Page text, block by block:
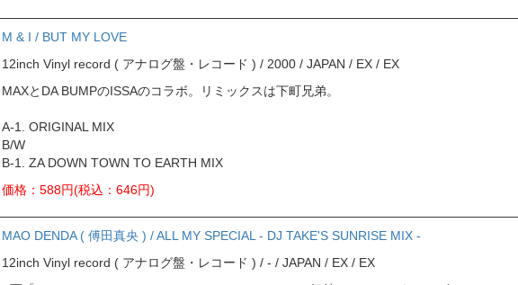
M & I / BUT MY LOVE
12inch Vinyl record ( アナログ盤・レコード ) / 2000 / JAPAN / EX / EX
MAXとDA BUMPのISSAのコラボ。リミックスは下町兄弟。
A-1. ORIGINAL MIX
B/W
B-1. ZA DOWN TOWN TO EARTH MIX
価格：588円(税込：646円)
MAO DENDA ( 傅田真央 ) / ALL MY SPECIAL - DJ TAKE'S SUNRISE MIX -
12inch Vinyl record ( アナログ盤・レコード ) / - / JAPAN / EX / EX